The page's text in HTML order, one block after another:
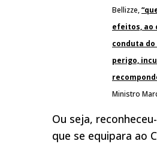
Bellizze,
efeitos, ao
conduta
perigo,
Ministro
Ou seja,
que se equipara ao